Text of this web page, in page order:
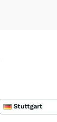
Stuttgart